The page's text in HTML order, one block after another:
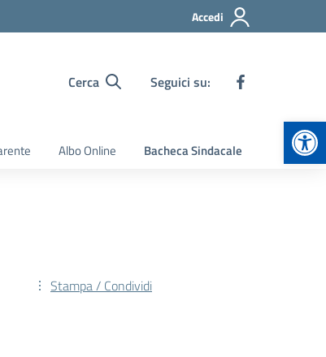
Accedi
Cerca Seguici su:
Albo Online Bacheca Sindacale
Stampa / Condividi